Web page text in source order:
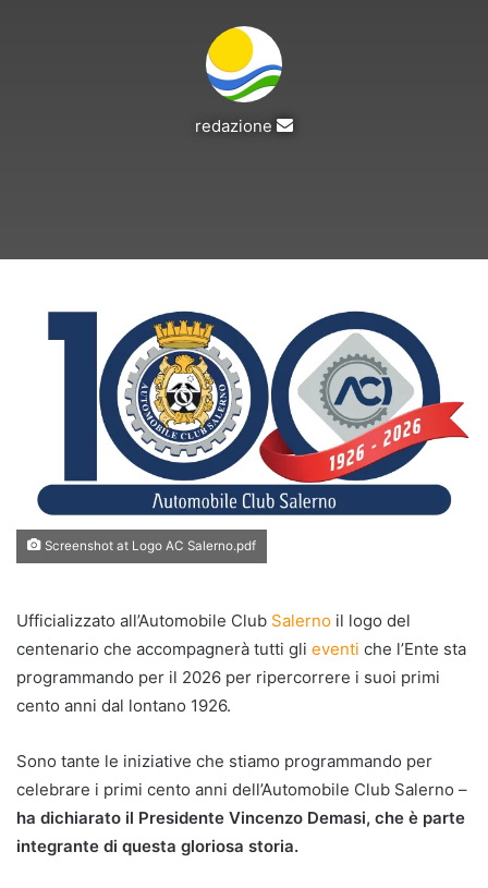
redazione
Invia
Screenshot at Logo AC Salerno.pdf
Ufficializzato all’Automobile Club Salerno il logo del
centenario che accompagnerà tutti gli eventi che l’Ente sta
programmando per il 2026 per ripercorrere i suoi primi
cento anni dal lontano 1926.
Sono tante le iniziative che stiamo programmando per
celebrare i primi cento anni dell’Automobile Club Salerno –
ha dichiarato il Presidente Vincenzo Demasi, che è parte
integrante di questa gloriosa storia.